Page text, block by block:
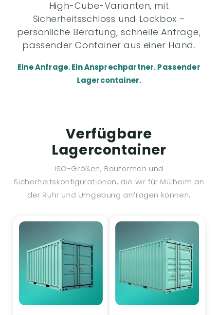
High-Cube-Varianten, mit
Sicherheitsschloss und Lockbox –
persönliche Beratung, schnelle Anfrage,
passender Container aus einer Hand.
Eine Anfrage. Ein Ansprechpartner. Passender
Lagercontainer.
Verfügbare
Lagercontainer
ISO-Größen, Bauformen und
Sicherheitskonfigurationen, die wir für Mülheim an
der Ruhr und Umgebung anfragen können.